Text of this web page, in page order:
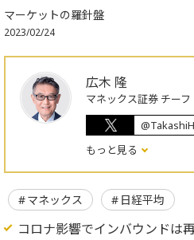
マーケットの羅針盤
2023/02/24
広木 隆
マネックス証券 チー
もっと見る
マネックス 日経平均
コロナ影響でインバウンドは